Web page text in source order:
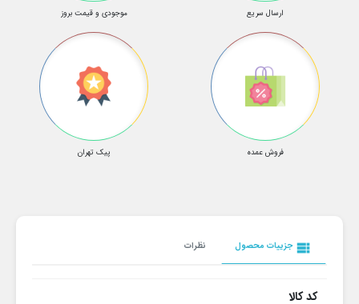
ارسال سریع موجودی و قیمت بروز
فروش عمده پیک تهران
view_list جزییات محصول نظرات
کد کالا